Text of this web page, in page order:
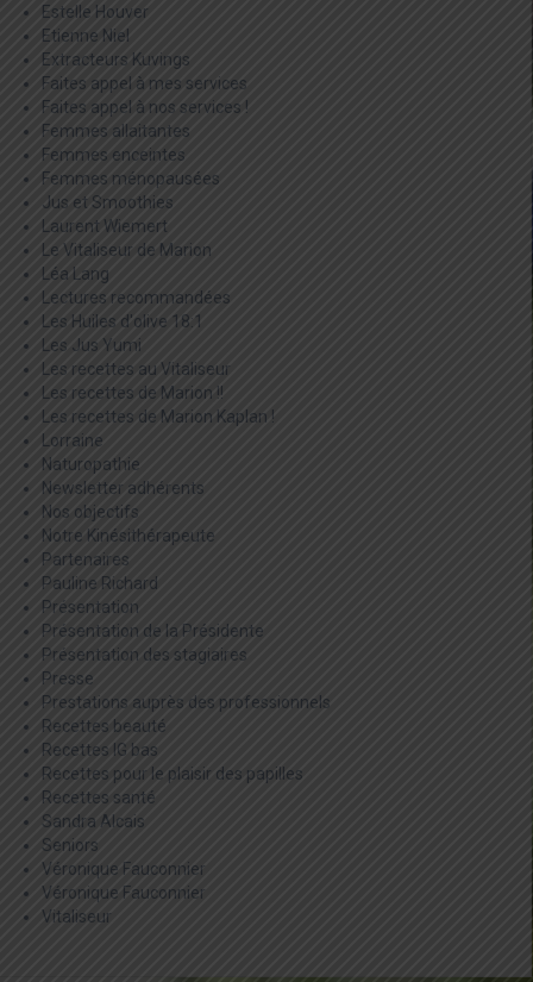
Estelle Houver
Etienne Niel
Extracteurs Kuvings
Faites appel à mes services
Faites appel à nos services !
Femmes allaitantes
Femmes enceintes
Femmes ménopausées
Jus et Smoothies
Laurent Wiemert
Le Vitaliseur de Marion
Léa Lang
Lectures recommandées
Les Huiles d'olive 18:1
Les Jus Yumi
Les recettes au Vitaliseur
Les recettes de Marion !!
Les recettes de Marion Kaplan !
Lorraine
Naturopathie
Newsletter adhérents
Nos objectifs
Notre Kinésithérapeute
Partenaires
Pauline Richard
Présentation
Présentation de la Présidente
Présentation des stagiaires
Presse
Prestations auprès des professionnels
Recettes beauté
Recettes IG bas
Recettes pour le plaisir des papilles
Recettes santé
Sandra Alcais
Seniors
Véronique Fauconnier
Véronique Fauconnier
Vitaliseur